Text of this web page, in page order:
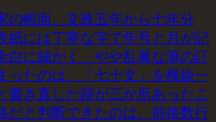
の帳面、文政五年から七年分
紙には丁寧な字で年号と月が記
白に細かく、やや乱暴な筆の訂
ったのは、「七十文」を横線一
書き直した跡が三か所あったこ
だと判断できたのは、前後数行